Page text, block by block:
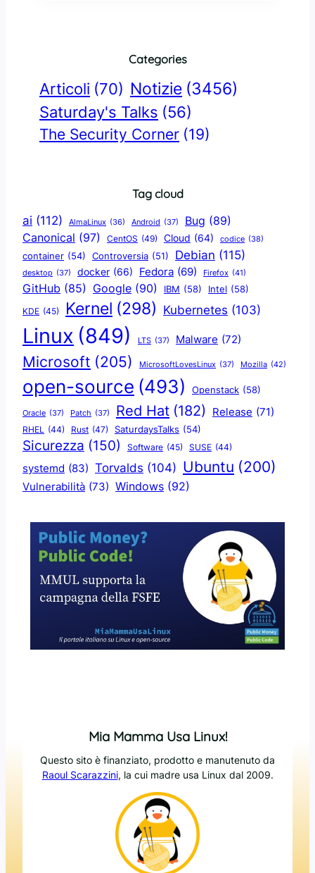
Categories
Articoli (70) Notizie (3456)
Saturday's Talks (56)
The Security Corner (19)
Tag cloud
ai (112) AlmaLinux (36) Android (37) Bug (89)
Canonical (97) CentOS (49) Cloud (64) codice (38)
container (54) Controversia (51) Debian (115)
desktop (37) docker (66) Fedora (69) Firefox (41)
GitHub (85) Google (90) IBM (58) Intel (58)
KDE (45) Kernel (298) Kubernetes (103)
Linux (849) LTS (37) Malware (72)
Microsoft (205) MicrosoftLovesLinux (37) Mozilla (42)
open-source (493) Openstack (58)
Oracle (37) Patch (37) Red Hat (182) Release (71)
RHEL (44) Rust (47) SaturdaysTalks (54)
Sicurezza (150) Software (45) SUSE (44)
systemd (83) Torvalds (104) Ubuntu (200)
Vulnerabilità (73) Windows (92)
Mia Mamma Usa Linux!
Questo sito è finanziato, prodotto e manutenuto da
Raoul Scarazzini, la cui madre usa Linux dal 2009.